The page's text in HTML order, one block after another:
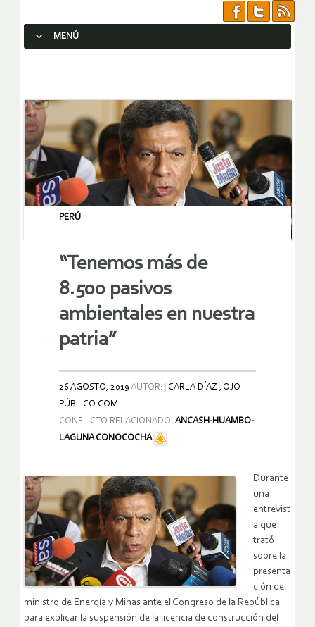
MENÚ
PERÚ
“Tenemos más de
8.500 pasivos
ambientales en nuestra
patria”
26 AGOSTO, 2019 AUTOR:
CARLA DÍAZ , OJO
PÚBLICO.COM
CONFLICTO RELACIONADO: ANCASH-HUAMBO-
LAGUNA CONOCOCHA
Durante
una
entrevist
a que
trató
sobre la
presenta
ción del
ministro de Energía y Minas ante el Congreso de la República
para explicar la suspensión de la licencia de construcción del